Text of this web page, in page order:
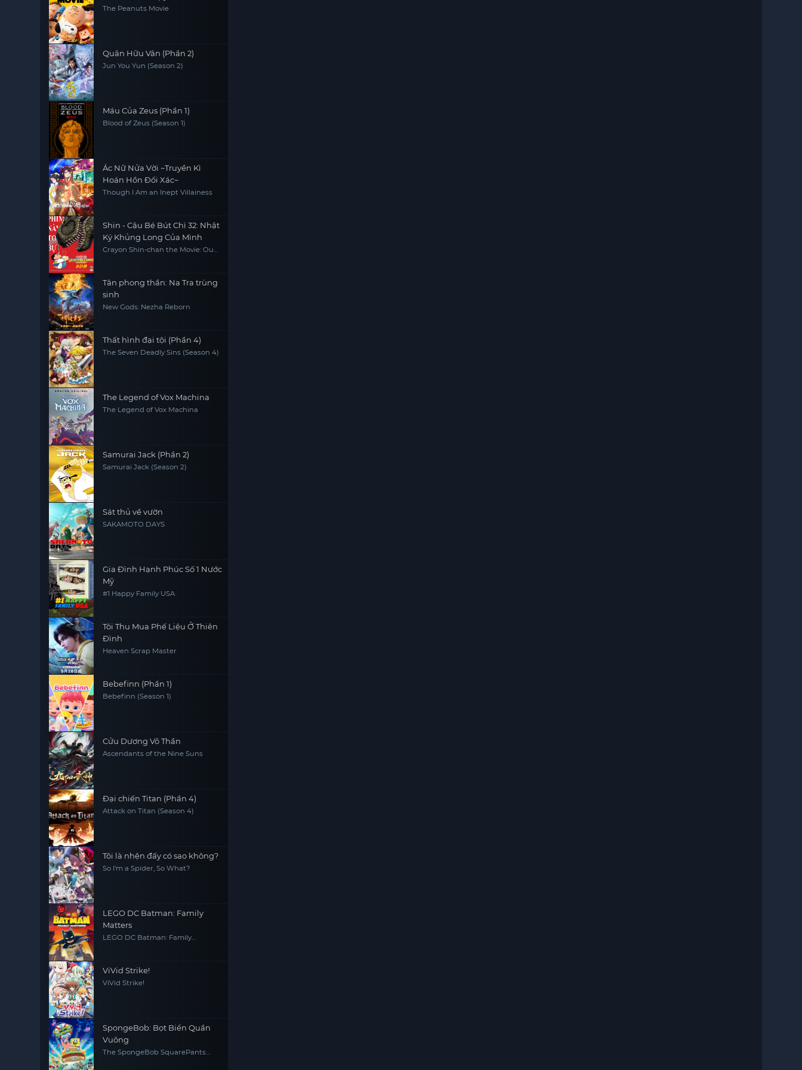
The Peanuts Movie
Quân Hữu Vân (Phần 2)
Jun You Yun (Season 2)
Máu Của Zeus (Phần 1)
Blood of Zeus (Season 1)
Ác Nữ Nửa Vời ~Truyền Kì
Hoán Hồn Đổi Xác~
Though I Am an Inept Villainess
Shin - Cậu Bé Bút Chì 32: Nhật
Ký Khủng Long Của Mình
Crayon Shin-chan the Movie: Our
Tân phong thần: Na Tra trùng
sinh
New Gods: Nezha Reborn
Thất hình đại tội (Phần 4)
The Seven Deadly Sins (Season 4)
The Legend of Vox Machina
The Legend of Vox Machina
Samurai Jack (Phần 2)
Samurai Jack (Season 2)
Sát thủ về vườn
SAKAMOTO DAYS
Gia Đình Hạnh Phúc Số 1 Nước
Mỹ
#1 Happy Family USA
Tôi Thu Mua Phế Liệu Ở Thiên
Đình
Heaven Scrap Master
Bebefinn (Phần 1)
Bebefinn (Season 1)
Cửu Dương Võ Thần
Ascendants of the Nine Suns
Đại chiến Titan (Phần 4)
Attack on Titan (Season 4)
Tôi là nhện đấy có sao không?
So I'm a Spider, So What?
LEGO DC Batman: Family
Matters
LEGO DC Batman: Family
ViVid Strike!
ViVid Strike!
SpongeBob: Bọt Biển Quần
Vuông
The SpongeBob SquarePants